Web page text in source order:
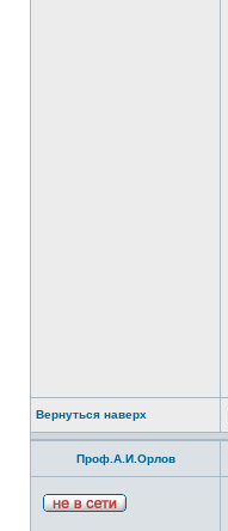
Вернуться наверх
Проф.А.И.Орлов